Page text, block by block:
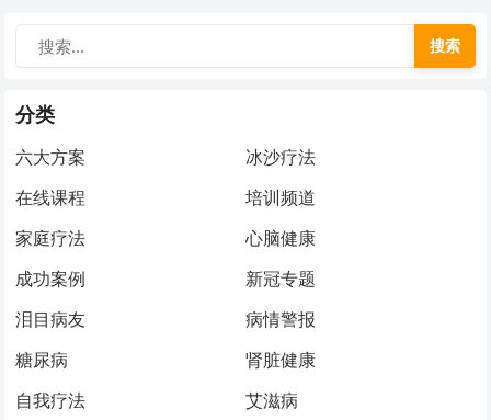
搜索
分类
六大方案
冰沙疗法
在线课程
培训频道
家庭疗法
心脑健康
成功案例
新冠专题
泪目病友
病情警报
糖尿病
肾脏健康
自我疗法
艾滋病